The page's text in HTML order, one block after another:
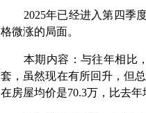
2025年已经进入第四季度
格微涨的局面。
本期内容：与往年相比
套，虽然现在有所回升，但
在房屋均价是70.3万，比去年